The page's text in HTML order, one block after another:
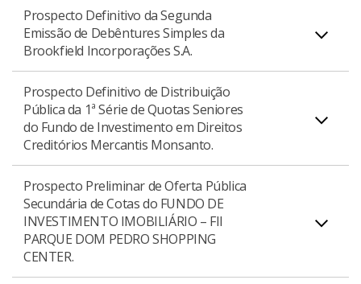
Corporativo Brasil - Fundo de Investimento em
Direitos Creditórios, totalizando o valor de até
R$2.880.000.000,00 (dois bilhões oitocentos e
oitenta milhões de reais).
Download do Prospecto Definitivo
Prospecto Definitivo da Segunda
Emissão de Debêntures Simples da
Brookfield Incorporações S.A.
Prospecto Definitivo de Distribuição Pública da
Conversíveis em Ações, da Espécie Quirografária,
em Duas Séries da Brookfield Incorporações S.A.,
totalizando R$ 366.060.000,00 (trezentos e
sessenta e seis milhões e sessenta mil reais).
Prospecto Definitivo de Distribuição
Pública da 1ª Série de Quotas Seniores
do Fundo de Investimento em Direitos
Creditórios Mercantis Monsanto.
Prospecto Definitivo de Distribuição Pública da 1ª
Série de Quotas Seniores do Fundo de
Investimento em Direitos Creditórios Mercantis
Prospecto Preliminar de Oferta Pública
Secundária de Cotas do FUNDO DE
INVESTIMENTO IMOBILIÁRIO – FII
PARQUE DOM PEDRO SHOPPING
CENTER.